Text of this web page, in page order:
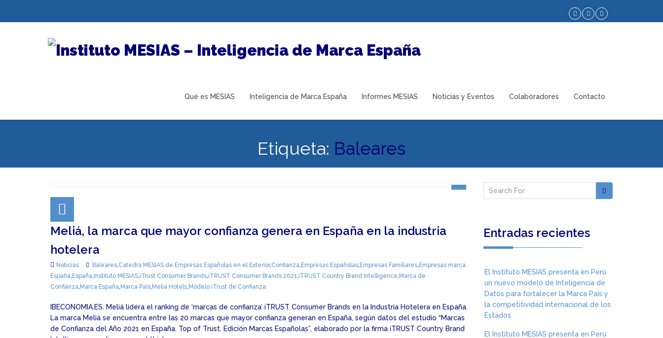
Qué es MESIAS Inteligencia de Marca España Informes MESIAS Noticias y Eventos Colaboradores Contacto
Etiqueta: Baleares
Meliá, la marca que mayor confianza genera en España en la industria
hotelera
Noticias Baleares,Catedra MESIAS de Empresas Españolas en el Exterior,Confianza, Empresas Españolas, Empresas Familiares, Empresas marca
España, España, Instituto MESIAS,iTrust Consumer Brands,iTRUST Consumer Brands 2021,iTRUST Country Brand Intelligence, Marca de
Confianza, Marca España, Marca País, Meliá Hotels, Modelo iTrust de Confianza
IBECONOMIA.ES. Meliá lidera el ranking de ‘marcas de confianza’ iTRUST Consumer Brands en la Industria Hotelera en España.
La marca Meliá se encuentra entre las 20 marcas que mayor confianza generan en España, según datos del estudio “Marcas
de Confianza del Año 2021 en España. Top of Trust. Edición Marcas Españolas”, elaborado por la firma iTRUST Country Brand
Entradas recientes
El Instituto MESIAS presenta en Perú
un nuevo modelo de Inteligencia de
Datos para fortalecer la Marca País y
la competitividad internacional de los
Estados
El Instituto MESIAS presenta en Perú